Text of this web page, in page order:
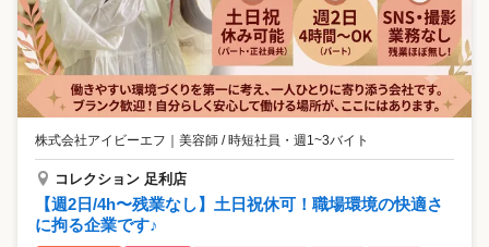
株式会社アイビーエフ 美容師 / 時短社員・週1~3バイト
コレクション 足利店
【週2日/4h〜残業なし】土日祝休可！職場環境の快適さ
に拘る企業です♪